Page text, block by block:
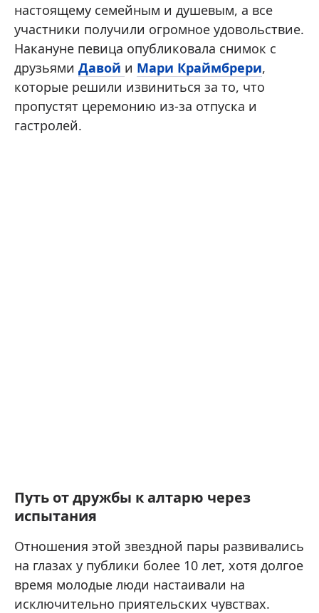
настоящему семейным и душевым, а все
участники получили огромное удовольствие.
Накануне певица опубликовала снимок с
друзьями Давой и Мари Краймбрери,
которые решили извиниться за то, что
пропустят церемонию из-за отпуска и
гастролей.
Путь от дружбы к алтарю через
испытания
Отношения этой звездной пары развивались
на глазах у публики более 10 лет, хотя долгое
время молодые люди настаивали на
исключительно приятельских чувствах.